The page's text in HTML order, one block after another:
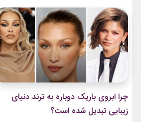
و میراث هنری خود الهام‌بخش هستند. بازیگران
مسن سینما ثابت کرده‌اند که جذابیت واقعی تنها
سال‌های جوانی محدود...
چرا ابروی باریک دوباره به ترند دنیای
زیبایی تبدیل شده است؟